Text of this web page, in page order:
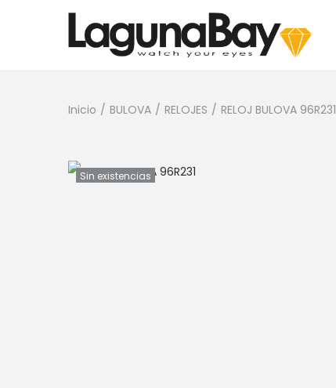
Inicio / BULOVA / RELOJES / RELOJ BULOVA 96R231
Sin existencias